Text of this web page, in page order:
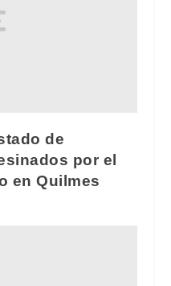
de
por el
en Quilmes